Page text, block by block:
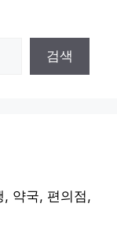
검색
, 약국, 편의점,